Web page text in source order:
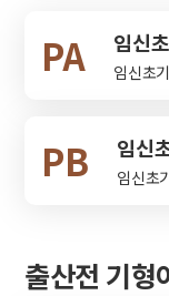
PA 임신
임신초
PB 임신
임신초
출산전 기형